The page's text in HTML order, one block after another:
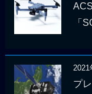
「
2021
プ